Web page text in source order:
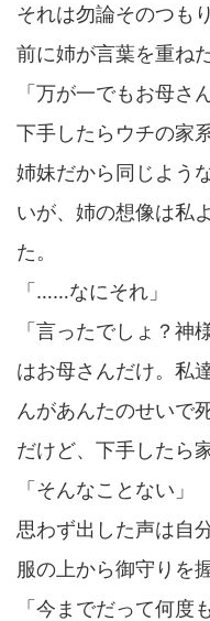
それは勿論そのつも
前に姉が言葉を重ねた
「万が一でもお母さ
下手したらウチの家
姉妹だから同じよう
いが、姉の想像は私
た。
「……なにそれ」
「言ったでしょ？神
はお母さんだけ。私
んがあんたのせいで
だけど、下手したら
「そんなことない」
思わず出した声は自
服の上から御守りを
「今までだって何度